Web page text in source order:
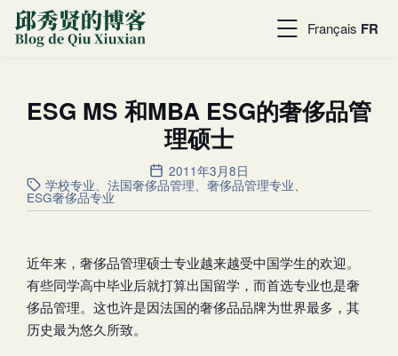
Français FR
ESG MS 和MBA ESG的奢侈品管
理硕士
2011年3月8日
学校专业 、法国奢侈品管理 、奢侈品管理专业
ESG奢侈品专业
近年来，奢侈品管理硕士专业越来越受中国学生的欢迎。
有些同学高中毕业后就打算出国留学，而首选专业也是奢
侈品管理。这也许是因法国的奢侈品品牌为世界最多，其
历史最为悠久所致。